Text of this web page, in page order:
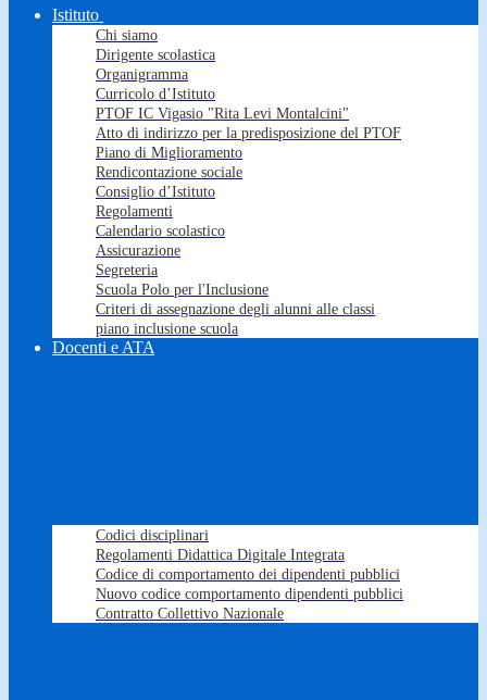
Istituto
Chi siamo
Dirigente scolastica
Organigramma
Curricolo d’Istituto
PTOF IC Vigasio "Rita Levi Montalcini"
Atto di indirizzo per la predisposizione del PTOF
Piano di Miglioramento
Rendicontazione sociale
Consiglio d’Istituto
Regolamenti
Calendario scolastico
Assicurazione
Segreteria
Scuola Polo per l'Inclusione
Criteri di assegnazione degli alunni alle classi
piano inclusione scuola
Docenti e ATA
Codici disciplinari
Regolamenti Didattica Digitale Integrata
Codice di comportamento dei dipendenti pubblici
Nuovo codice comportamento dipendenti pubblici
Contratto Collettivo Nazionale